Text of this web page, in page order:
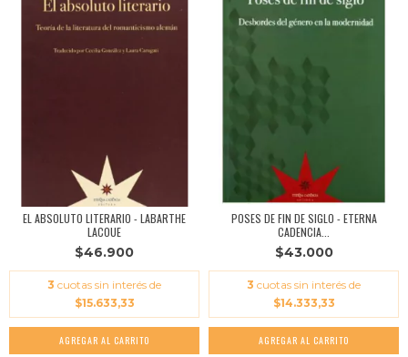
EL ABSOLUTO LITERARIO - LABARTHE
LACOUE
$46.900
3 cuotas sin interés de
$15.633,33
POSES DE FIN DE SIGLO - ETERNA
CADENCIA...
$43.000
3 cuotas sin interés de
$14.333,33